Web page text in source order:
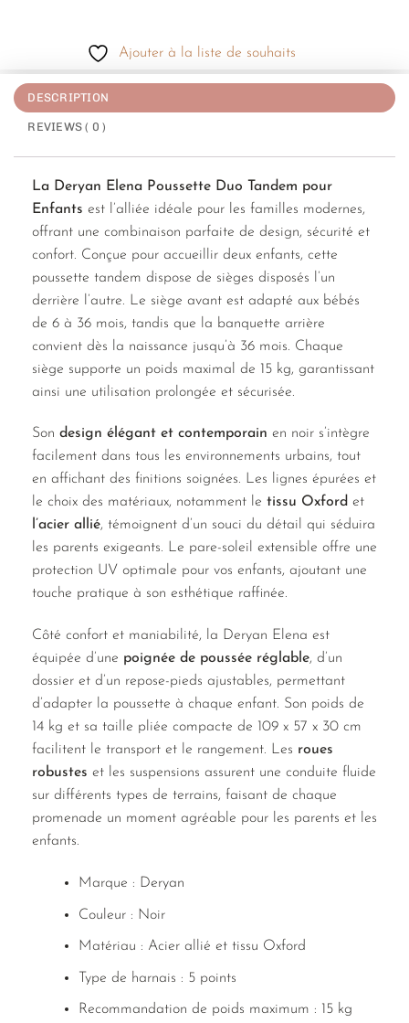
Ajouter à la liste de souhaits
DESCRIPTION
REVIEWS ( 0 )
La Deryan Elena Poussette Duo Tandem pour
Enfants est l’alliée idéale pour les familles modernes,
offrant une combinaison parfaite de design, sécurité et
confort. Conçue pour accueillir deux enfants, cette
poussette tandem dispose de sièges disposés l’un
derrière l’autre. Le siège avant est adapté aux bébés
de 6 à 36 mois, tandis que la banquette arrière
convient dès la naissance jusqu’à 36 mois. Chaque
siège supporte un poids maximal de 15 kg, garantissant
ainsi une utilisation prolongée et sécurisée.
Son design élégant et contemporain en noir s’intègre
facilement dans tous les environnements urbains, tout
en affichant des finitions soignées. Les lignes épurées et
le choix des matériaux, notamment le tissu Oxford et
l’acier allié, témoignent d’un souci du détail qui séduira
les parents exigeants. Le pare-soleil extensible offre une
protection UV optimale pour vos enfants, ajoutant une
touche pratique à son esthétique raffinée.
Côté confort et maniabilité, la Deryan Elena est
équipée d’une poignée de poussée réglable, d’un
dossier et d’un repose-pieds ajustables, permettant
d’adapter la poussette à chaque enfant. Son poids de
14 kg et sa taille pliée compacte de 109 x 57 x 30 cm
facilitent le transport et le rangement. Les roues
robustes et les suspensions assurent une conduite fluide
sur différents types de terrains, faisant de chaque
promenade un moment agréable pour les parents et les
enfants.
Marque : Deryan
Couleur : Noir
Matériau : Acier allié et tissu Oxford
Type de harnais : 5 points
Recommandation de poids maximum : 15 kg